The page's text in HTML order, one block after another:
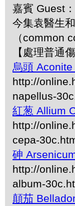
嘉賓 Guest：
今集袁醫生
（common
【處理普通
烏頭 Aconite
http://
napellus-
紅葱 Allium
http://
cepa-
砷
http://
album-
顛茄